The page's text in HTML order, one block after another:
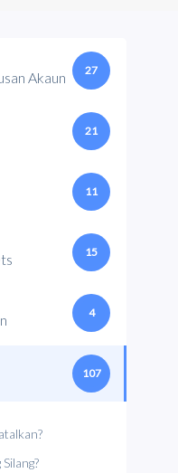
Akaun 27
21
11
15
4
107